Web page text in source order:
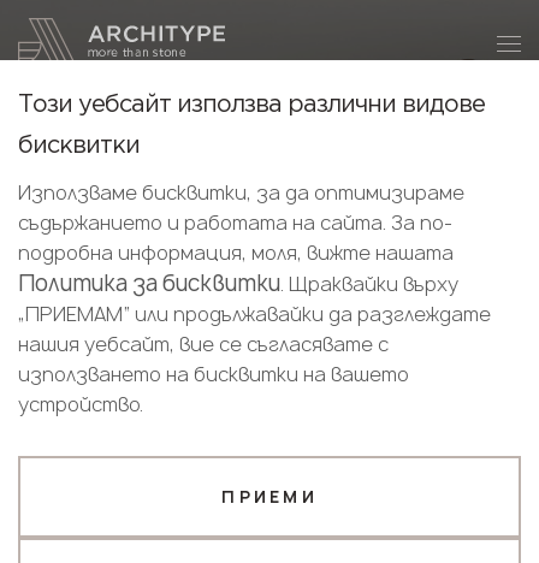
English
Bulgarian
+359 89 208 92 68
Станете партньор
Keralini
Keralini е изключително приятен начин да сбъднете
мечтите си в три лесни стъпки – Представяй си.
Въплъщавай. Наслаждавай се.
Станете
партньор
Изпратете вашите данни или ни се
обадете
+359 89 208 92 68
Вашият бизнес профил
Благодарим ви!
Нашите мениджъри ще се свържат с
вас скоро
Този уебсайт използва различни видове
бисквитки
Използваме бисквитки, за да оптимизираме
съдържанието и работата на сайта. За по-
подробна информация, моля, вижте нашата
Политика за бисквитки. Щраквайки върху
„ПРИЕМАМ“ или продължавайки да разглеждате
нашия уебсайт, вие се съгласявате с
използването на бисквитки на вашето
устройство.
ПРИЕМИ